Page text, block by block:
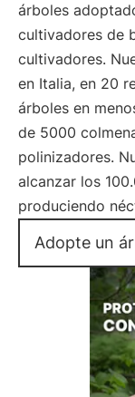
árboles
cultivadores de
cultivadores.
en Italia, en 20
árboles en
de 5000
polinizadores.
alcanzar los
produciendo
Adopte un